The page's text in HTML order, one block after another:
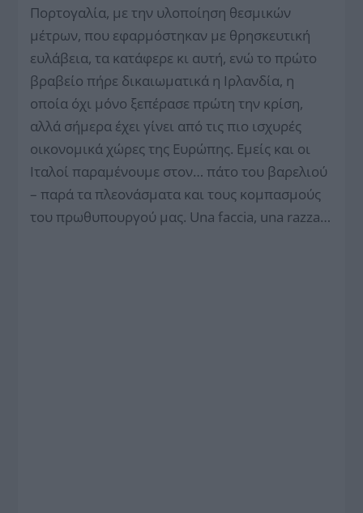
Πορτογαλία, με την υλοποίηση θεσμικών
μέτρων, που εφαρμόστηκαν με θρησκευτική
ευλάβεια, τα κατάφερε κι αυτή, ενώ το πρώτο
βραβείο πήρε δικαιωματικά η Ιρλανδία, η
οποία όχι μόνο ξεπέρασε πρώτη την κρίση,
αλλά σήμερα έχει γίνει από τις πιο ισχυρές
οικονομικά χώρες της Ευρώπης. Εμείς και οι
Ιταλοί παραμένουμε στον… πάτο του βαρελιού
– παρά τα πλεονάσματα και τους κομπασμούς
του πρωθυπουργού μας. Una faccia, una razza…